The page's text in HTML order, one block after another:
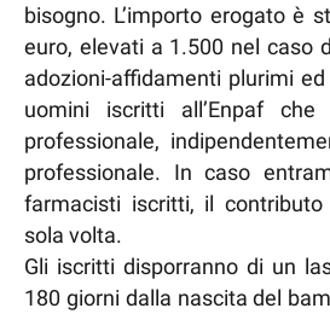
bisogno. L’importo erogato è
euro, elevati a 1.500 nel caso
adozioni-affidamenti plurimi
uomini iscritti all’Enpaf che
professionale,
professionale. In caso
farmacisti iscritti, il
sola volta.
Gli iscritti disporranno di un
180 giorni dalla nascita del